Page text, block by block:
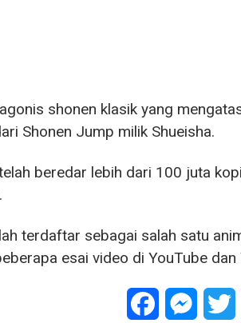
shonen klasik yang
Shonen Jump milik Shueisha.
beredar lebih dari 100 juta
terdaftar sebagai salah satu
esai video di YouTube dan
Facebook